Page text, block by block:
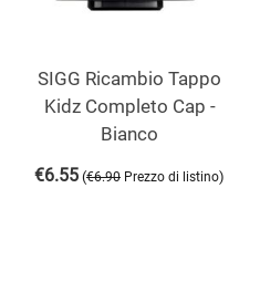
SIGG Ricambio Tappo
Kidz Completo Cap -
Bianco
€6.55 (€6.90 Prezzo di listino)